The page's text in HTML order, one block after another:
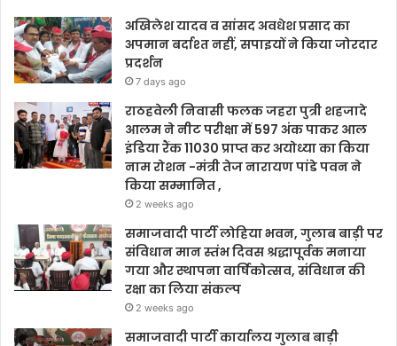
अखिलेश यादव व सांसद अवधेश प्रसाद का
अपमान बर्दाश्त नहीं, सपाइयों ने किया जोरदार
प्रदर्शन
7 days ago
राठहवेली निवासी फलक जहरा पुत्री शहजादे
आलम ने नीट परीक्षा में 597 अंक पाकर आल
इंडिया रैंक 11030 प्राप्त कर अयोध्या का किया
नाम रोशन -मंत्री तेज नारायण पांडे पवन ने
किया सम्मानित ,
2 weeks ago
समाजवादी पार्टी लोहिया भवन, गुलाब बाड़ी पर
संविधान मान स्तंभ दिवस श्रद्धापूर्वक मनाया
गया और स्थापना वार्षिकोत्सव, संविधान की
रक्षा का लिया संकल्प
2 weeks ago
समाजवादी पार्टी कार्यालय गुलाब बाड़ी